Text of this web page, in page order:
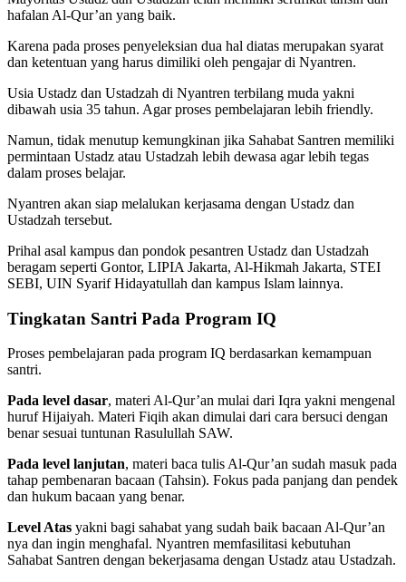
hafalan Al-Qur’an yang baik.
Karena pada proses penyeleksian dua hal diatas merupakan syarat
dan ketentuan yang harus dimiliki oleh pengajar di Nyantren.
Usia Ustadz dan Ustadzah di Nyantren terbilang muda yakni
dibawah usia 35 tahun. Agar proses pembelajaran lebih friendly.
Namun, tidak menutup kemungkinan jika Sahabat Santren memiliki
permintaan Ustadz atau Ustadzah lebih dewasa agar lebih tegas
dalam proses belajar.
Nyantren akan siap melalukan kerjasama dengan Ustadz dan
Ustadzah tersebut.
Prihal asal kampus dan pondok pesantren Ustadz dan Ustadzah
beragam seperti Gontor, LIPIA Jakarta, Al-Hikmah Jakarta, STEI
SEBI, UIN Syarif Hidayatullah dan kampus Islam lainnya.
Tingkatan Santri Pada Program IQ
Proses pembelajaran pada program IQ berdasarkan kemampuan
santri.
Pada level dasar, materi Al-Qur’an mulai dari Iqra yakni mengenal
huruf Hijaiyah. Materi Fiqih akan dimulai dari cara bersuci dengan
benar sesuai tuntunan Rasulullah SAW.
Pada level lanjutan, materi baca tulis Al-Qur’an sudah masuk pada
tahap pembenaran bacaan (Tahsin). Fokus pada panjang dan pendek
dan hukum bacaan yang benar.
Level Atas yakni bagi sahabat yang sudah baik bacaan Al-Qur’an
nya dan ingin menghafal. Nyantren memfasilitasi kebutuhan
Sahabat Santren dengan bekerjasama dengan Ustadz atau Ustadzah.